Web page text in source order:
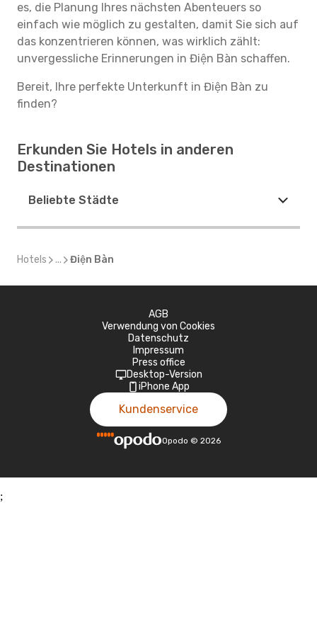
es, die Planung Ihres nächsten Abenteuers so
einfach wie möglich zu gestalten, damit Sie sich auf
das konzentrieren können, was wirklich zählt:
unvergessliche Erinnerungen in Điện Bàn schaffen.
Bereit, Ihre perfekte Unterkunft in Điện Bàn zu
finden?
Erkunden Sie Hotels in anderen
Destinationen
Beliebte Städte
Hotels ... Điện Bàn
AGB
Verwendung von Cookies
Datenschutz
Impressum
Press office
Desktop-Version
iPhone App
Kundenservice
Opodo © 2026
;